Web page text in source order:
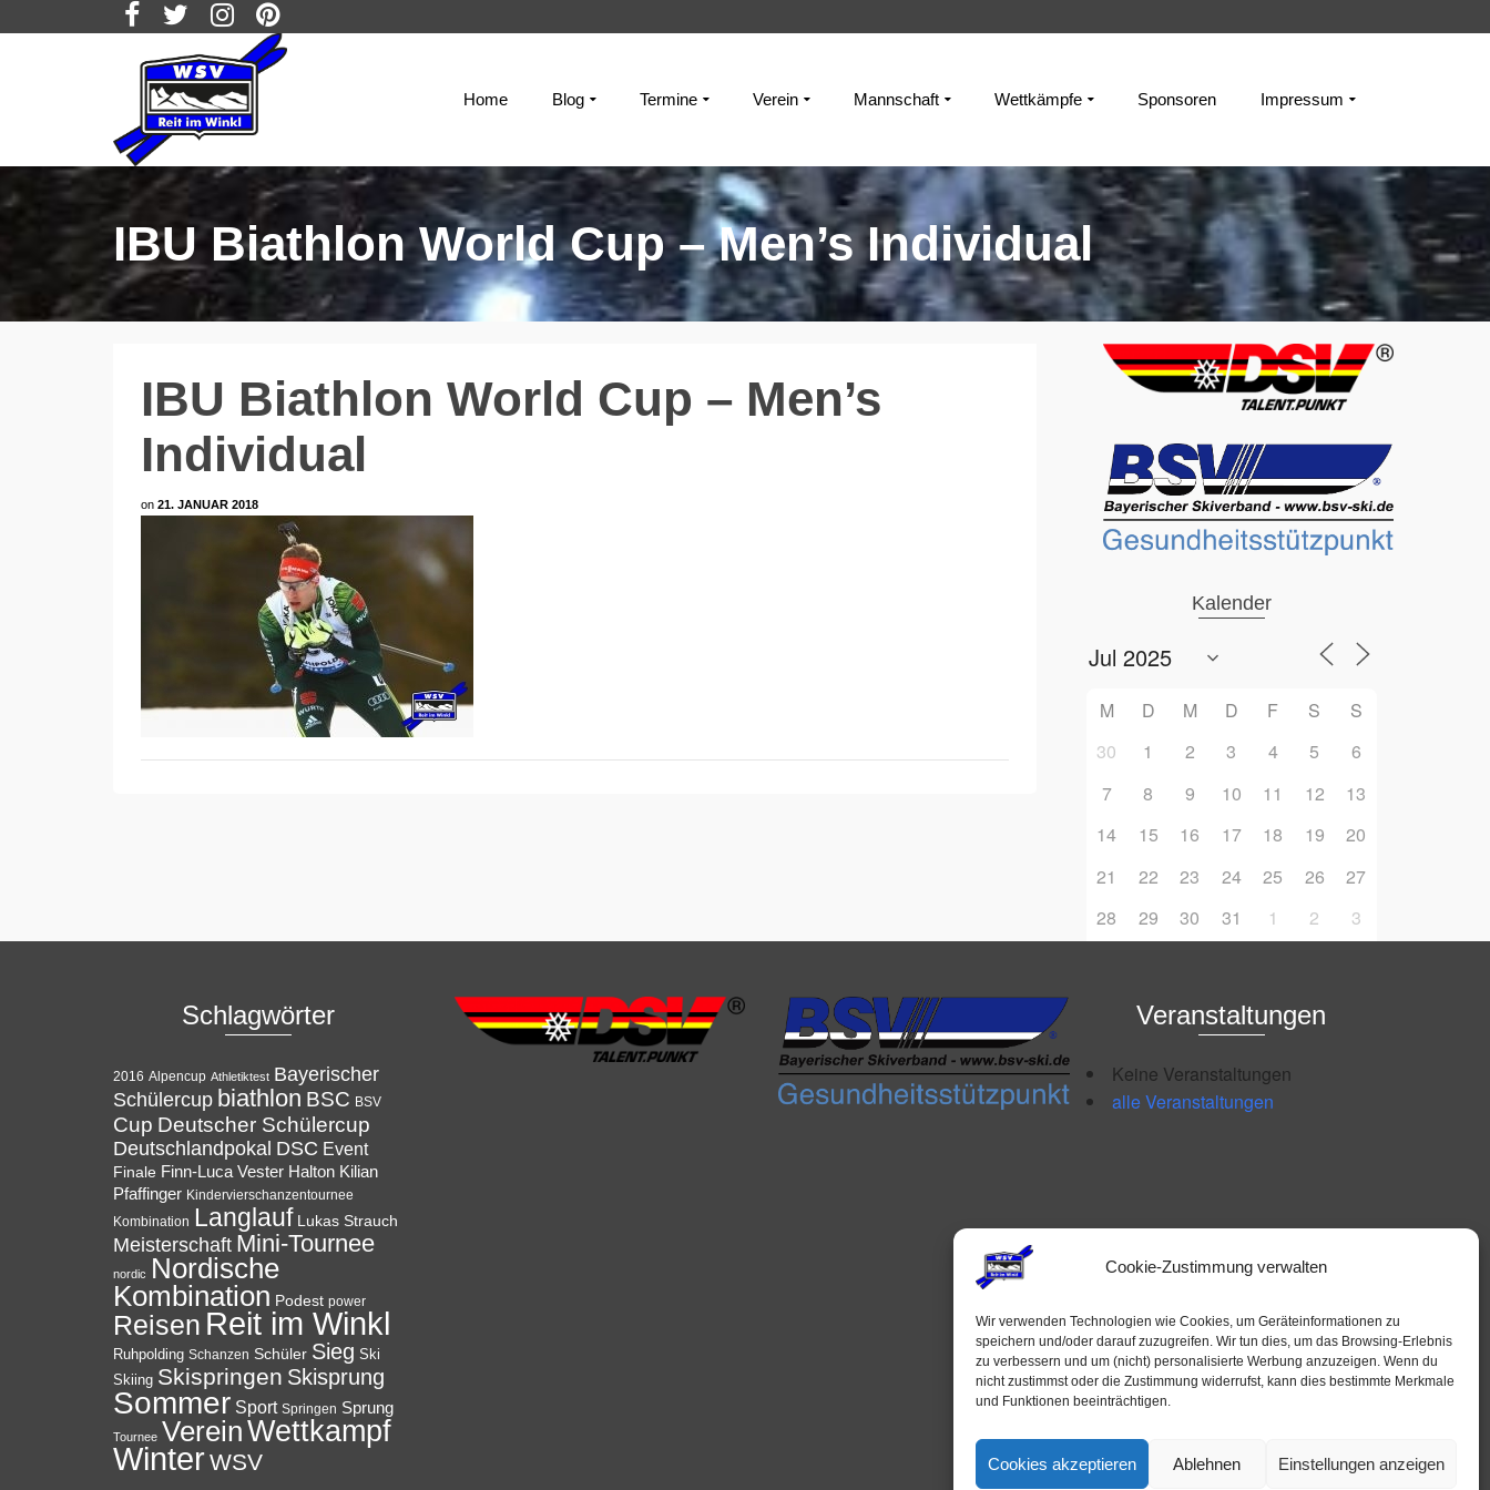
Cookie-Zustimmung verwalten
Wir verwenden Technologien wie Cookies, um Geräteinformationen zu
speichern und/oder darauf zuzugreifen. Wir tun dies, um das Browsing-Erlebnis
zu verbessern und um (nicht) personalisierte Werbung anzuzeigen. Wenn du
nicht zustimmst oder die Zustimmung widerrufst, kann dies bestimmte Merkmale
und Funktionen beeinträchtigen.
Cookies akzeptieren Ablehnen Einstellungen anzeigen
Home Blog Termine Verein Mannschaft Wettkämpfe Sponsoren Impressum
IBU Biathlon World Cup – Men’s Individual
IBU Biathlon World Cup – Men’s
Individual
on 21. JANUAR 2018
Kalender
M D M D F S
S
30
1 2 3 4 5
6
7
8 9 10 11 12
13
14
15 16 17 18 19
20
21
22 23 24 25 26
27
28
29 30 31 1 2 3
Schlagwörter
2016 Alpencup Athletiktest Bayerischer
Schülercup biathlon BSC BSV
Cup Deutscher Schülercup
Deutschlandpokal DSC Event
Finale Finn-Luca Vester Halton Kilian
Pfaffinger Kindervierschanzentournee
Kombination Langlauf Lukas Strauch
Meisterschaft Mini-Tournee
nordic Nordische
Kombination Podest power
Reisen Reit im Winkl
Ruhpolding Schanzen Schüler Sieg Ski
Skiing Skispringen Skisprung
Sommer Sport Springen Sprung
Tournee VereinWettkampf
WinterWSV
Veranstaltungen
Keine Veranstaltungen
alle Veranstaltungen